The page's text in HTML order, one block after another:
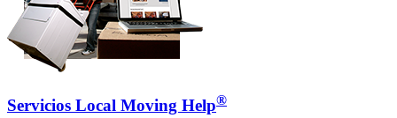
Servicios Local Moving Help®